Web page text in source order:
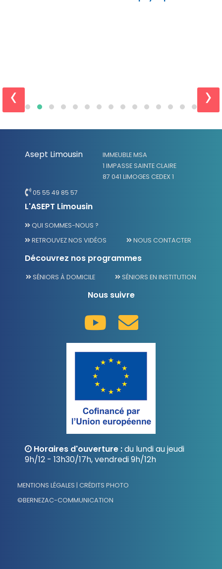
‹ ›
Asept Limousin
IMMEUBLE MSA
1 IMPASSE SAINTE CLAIRE
87 041 LIMOGES CEDEX 1
05 55 49 85 57
L'ASEPT Limousin
QUI SOMMES-NOUS ?
RETROUVEZ NOS VIDÉOS
NOUS CONTACTER
Découvrez nos programmes
SÉNIORS À DOMICILE SÉNIORS EN INSTITUTION
Nous suivre
Horaires d'ouverture :du lundi au jeudi
9h/12 - 13h30/17h, vendredi 9h/12h
MENTIONS LÉGALES | CRÉDITS PHOTO
©BERNEZAC-COMMUNICATION